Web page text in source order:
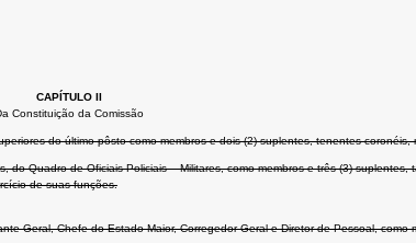
CAPÍTULO II
Constituição da Comissão
do último pôsto como membros e dois (2) suplentes, tenentes-coronéis,
Quadro de Oficiais Policiais – Militares, como membros e três (3)
de suas funções.
Geral, Chefe do Estado-Maior, Corregedor-Geral e Diretor de Pessoal, como